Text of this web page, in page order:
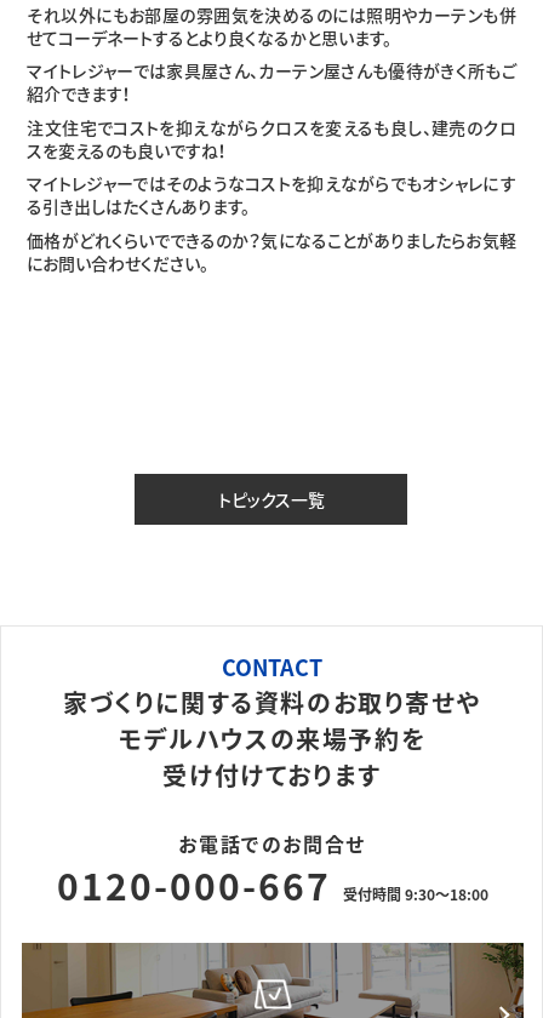
それ以外にもお部屋の雰囲気を決めるのには照明やカーテンも併
せてコーデネートするとより良くなるかと思います。
マイトレジャーでは家具屋さん、カーテン屋さんも優待がきく所もご
紹介できます！
注文住宅でコストを抑えながらクロスを変えるも良し、建売のクロ
スを変えるのも良いですね！
マイトレジャーではそのようなコストを抑えながらでもオシャレにす
る引き出しはたくさんあります。
価格がどれくらいでできるのか？気になることがありましたらお気軽
にお問い合わせください。
トピックス一覧
CONTACT
家づくりに関する資料のお取り寄せや
モデルハウスの来場予約を
受け付けております
お電話でのお問合せ
0120-000-667 受付時間 9:30～18:00